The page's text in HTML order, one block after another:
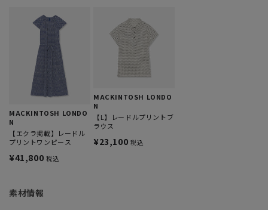
MACKINTOSH LONDO
N
【エクラ掲載】レードル
プリントワンピース
¥41,800 税込
MACKINTOSH LONDO
N
【L】レードルプリントブ
ラウス
¥23,100 税込
素材情報